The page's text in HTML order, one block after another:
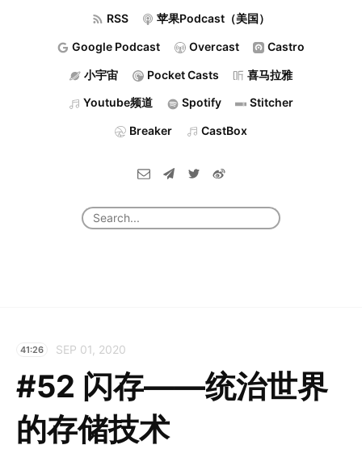
RSS 苹果Podcast（美国）
Google Podcast Overcast Castro
小宇宙 Pocket Casts 喜马拉雅
Youtube频道 Spotify Stitcher
Breaker CastBox
41:26 SEP 01, 2020
#52 闪存——统治世界
的存储技术